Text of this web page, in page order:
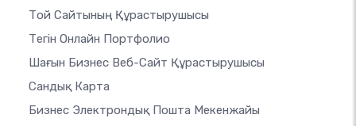
Той Сайтының Құрастырушысы
Тегін Онлайн Портфолио
Шағын Бизнес Веб-Сайт Құрастырушысы
Сандық Карта
Бизнес Электрондық Пошта Мекенжайы